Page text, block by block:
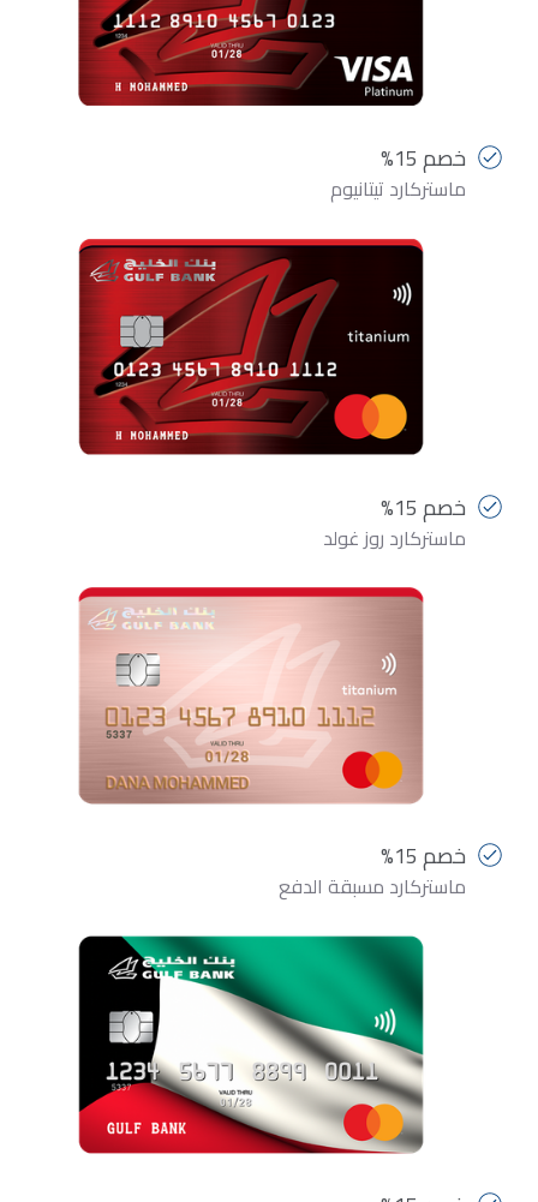
خصم 15%
ماستركارد تيتانيوم
خصم 15%
ماستركارد روز غولد
خصم 15%
ماستركارد مسبقة الدفع